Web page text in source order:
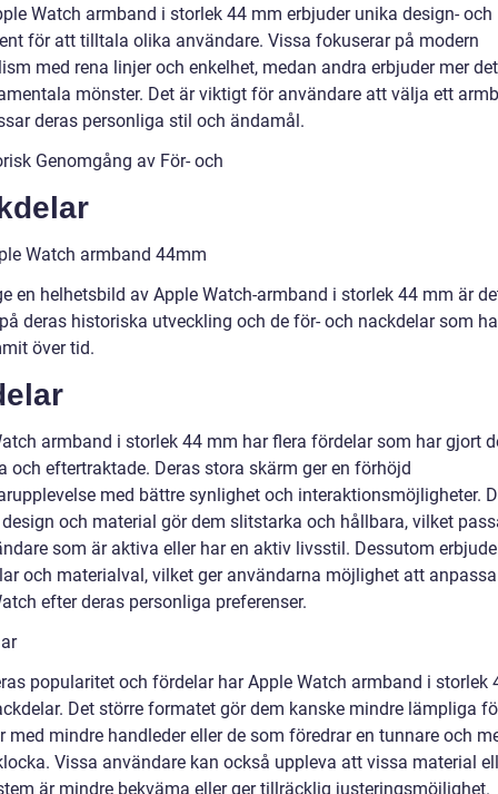
Watch armband i storlek 44 mm erbjuder unika design- och
för att tilltala olika användare. Vissa fokuserar på modern
med rena linjer och enkelhet, medan andra erbjuder mer
mönster. Det är viktigt för användare att välja ett
deras personliga stil och ändamål.
Genomgång av För- och
Watch armband 44mm
en helhetsbild av Apple Watch-armband i storlek 44 mm är
deras historiska utveckling och de för- och nackdelar som
över tid.
armband i storlek 44 mm har flera fördelar som har gjort
och eftertraktade. Deras stora skärm ger en förhöjd
med bättre synlighet och interaktionsmöjligheter.
och material gör dem slitstarka och hållbara, vilket
som är aktiva eller har en aktiv livsstil. Dessutom
och materialval, vilket ger användarna möjlighet att
efter deras personliga preferenser.
popularitet och fördelar har Apple Watch armband i storlek
Det större formatet gör dem kanske mindre lämpliga
med mindre handleder eller de som föredrar en tunnare och
Vissa användare kan också uppleva att vissa material
är mindre bekväma eller ger tillräcklig justeringsmöjlighet.